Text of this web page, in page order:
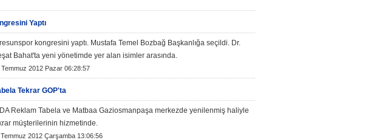
Yaptı
kongresini yaptı. Mustafa Temel Bozbağ Başkanlığa seçildi. Dr.
Bahat'ta yeni yönetimde yer alan isimler arasında.
Temmuz 2012 Pazar 06:28:57
Tekrar GOP'ta
Reklam Tabela ve Matbaa Gaziosmanpaşa merkezde yenilenmiş haliyle
müşterilerinin hizmetinde.
Temmuz 2012 Çarşamba 13:06:56